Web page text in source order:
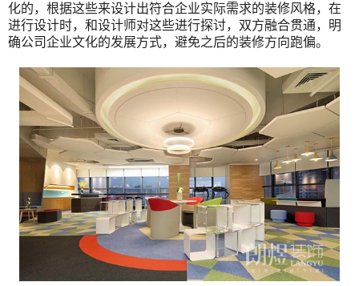
化的，根据这些来设计出符合企业实际需求的装修风格，在
进行设计时，和设计师对这些进行探讨，双方融合贯通，明
确公司企业文化的发展方式，避免之后的装修方向跑偏。